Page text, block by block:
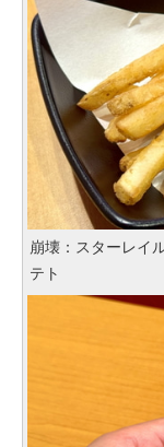
崩壊：スターレイ
テト